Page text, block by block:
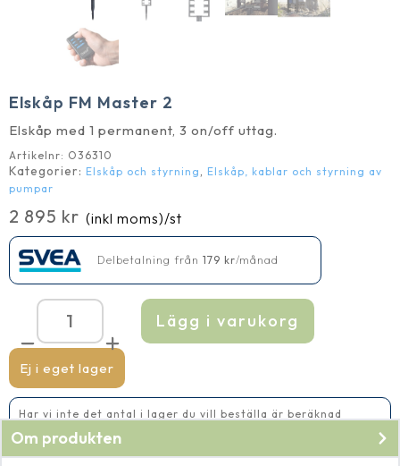
Elskåp FM Master 2
Elskåp med 1 permanent, 3 on/off uttag.
Artikelnr: O36310
Kategorier: Elskåp och styrning
Elskåp, kablar och styrning av
pumpar
2 895 kr (inkl moms)/st
Delbetalning från 179 kr/månad
Ej i eget lager
Elskåp
FM
Master
2
mängd
Lägg i varukorg
Har vi inte det antal i lager du vill beställa är beräknad
Om produkten